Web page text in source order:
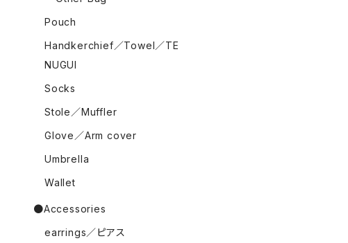
Pouch
Handkerchief／Towel／TE
NUGUI
Socks
Stole／Muffler
Glove／Arm cover
Umbrella
Wallet
●Accessories
earrings／ピアス